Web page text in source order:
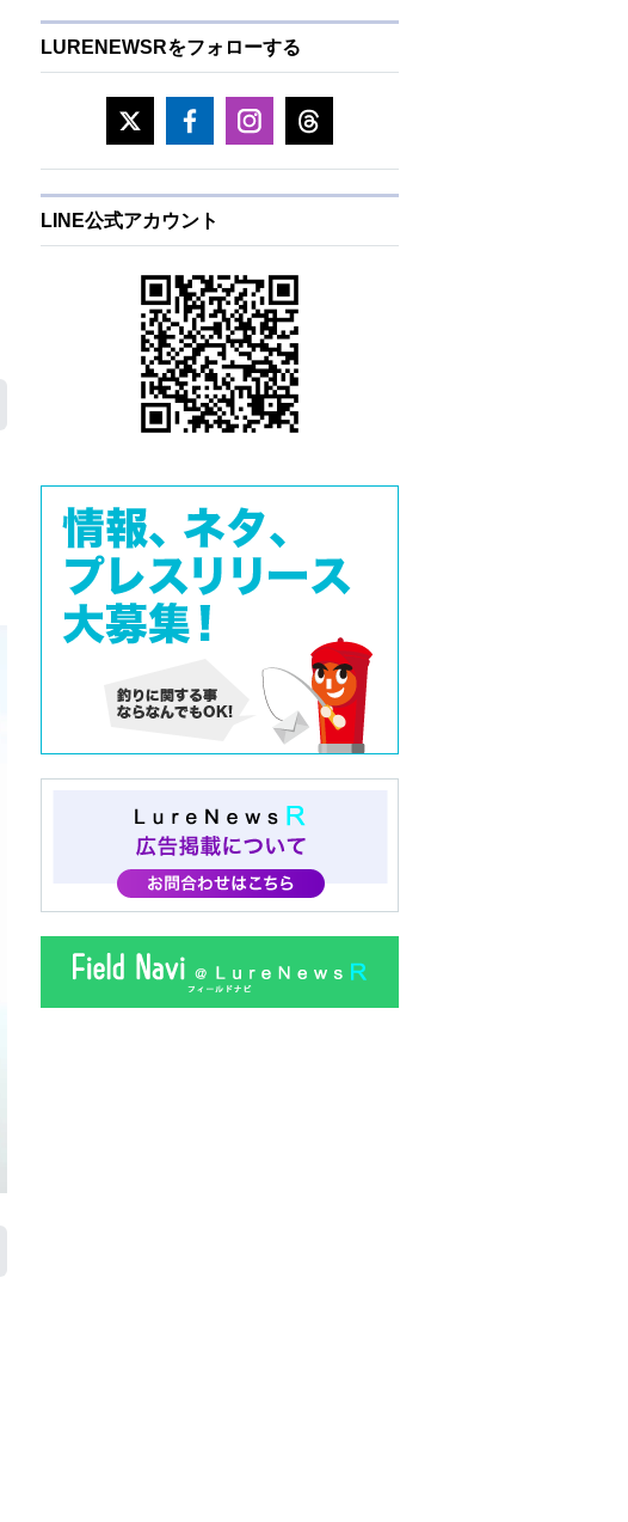
LURENEWSRをフォローする
LINE公式アカウント